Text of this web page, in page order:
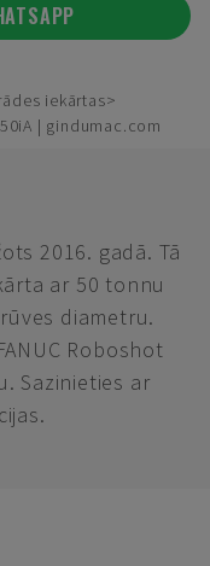
iekārtas
| gindumac.com
2016. gadā. Tā
ar 50 tonnu
diametru.
Roboshot
Sazinieties ar